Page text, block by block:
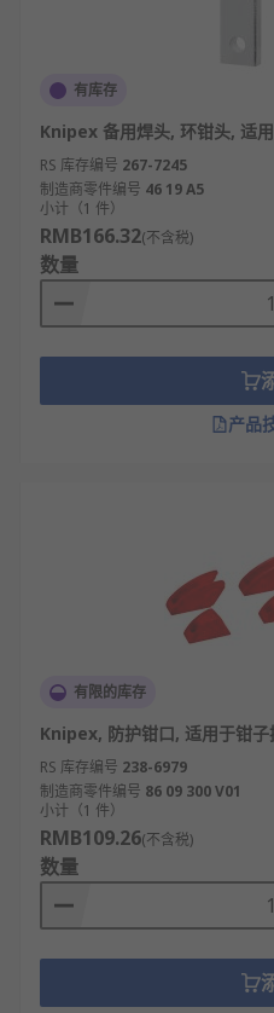
有库存
Knipex 备用焊头, 环钳头, 适
RS 库存编号 267-7245
制造商零件编号 46 19 A5
小计（1 件）
RMB166.32(不含税)
数量
产品
有限的库存
Knipex, 防护钳口, 适用于钳子
RS 库存编号 238-6979
制造商零件编号 86 09 300 V01
小计（1 件）
RMB109.26(不含税)
数量